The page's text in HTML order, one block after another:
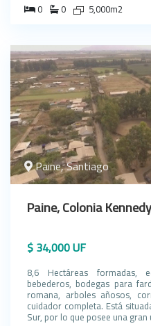
0 0 5,000m2
Paine, Santiago
Paine, Colonia Kennedy
$ 34,000 UF
8,6 Hectáreas formadas,
bebederos, bodegas para
romana, arboles añosos,
cuidador completa. Está
Sur, por lo que posee una gran